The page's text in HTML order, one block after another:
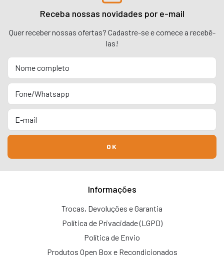
Receba nossas novidades por e-mail
Quer receber nossas ofertas? Cadastre-se e comece a recebê-
las!
Informações
Trocas, Devoluções e Garantia
Política de Privacidade (LGPD)
Política de Envio
Produtos Open Box e Recondicionados